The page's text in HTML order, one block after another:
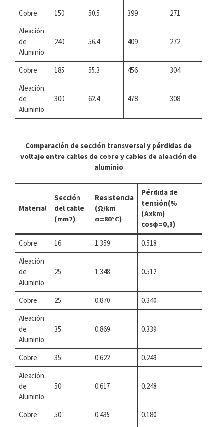
Cobre 150 50.5 399
271
Aleación
de
Aluminio
240 56.4 409 272
Cobre 185 55.3 456
304
Aleación
de
Aluminio
300 62.4 478 308
Comparación de sección transversal y pérdidas de
voltaje entre cables de cobre y cables de aleación de
aluminio
Material
Sección
del cable
(mm2)
Resistencia
(Ω/km
α=80°C)
Pérdida de
tensión(%
(Axkm)
cosφ=0,8)
Cobre 16 1.359
0.518
Aleación
de
Aluminio
25 1.348 0.512
Cobre 25 0.870
0.340
Aleación
de
Aluminio
35 0.869 0.339
Cobre 35 0.622
0.249
Aleación
de
Aluminio
50 0.617 0.248
Cobre 50 0.435
0.180